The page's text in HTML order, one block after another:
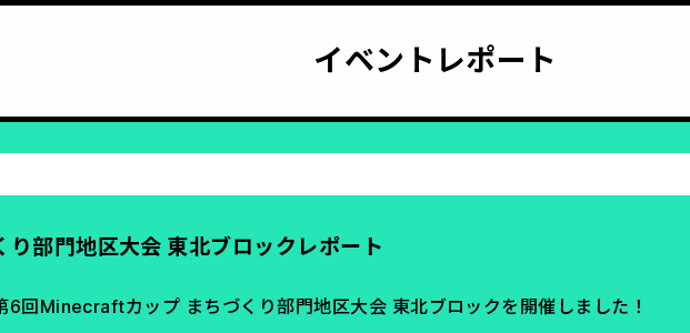
イベントレポート
部門地区大会 東北ブロックレポート
6回Minecraftカップ まちづくり部門地区大会 東北ブロックを開催しました！